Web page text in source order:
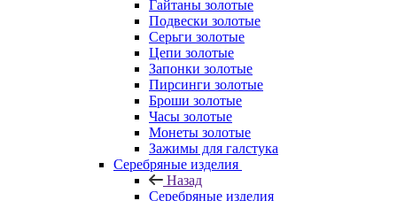
Гайтаны золотые
Подвески золотые
Серьги золотые
Цепи золотые
Запонки золотые
Пирсинги золотые
Броши золотые
Часы золотые
Монеты золотые
Зажимы для галстука
Серебряные изделия
Назад
Серебряные изделия